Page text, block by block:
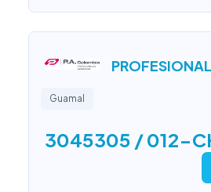
Guamal
3045305 / 012-